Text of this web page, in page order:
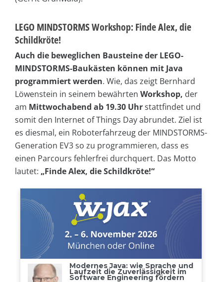
LEGO MINDSTORMS Workshop: Finde Alex, die
Schildkröte!
Auch die beweglichen Bausteine der LEGO-
MINDSTORMS-Baukästen können mit Java
programmiert werden. Wie, das zeigt Bernhard
Löwenstein in seinem bewährten Workshop, der
am Mittwochabend ab 19.30 Uhrstattfindet und
somit den Internet of Things Day abrundet. Ziel ist
es diesmal, ein Roboterfahrzeug der MINDSTORMS-
Generation EV3 so zu programmieren, dass es
einen Parcours fehlerfrei durchquert. Das Motto
lautet: „Finde Alex, die Schildkröte!“